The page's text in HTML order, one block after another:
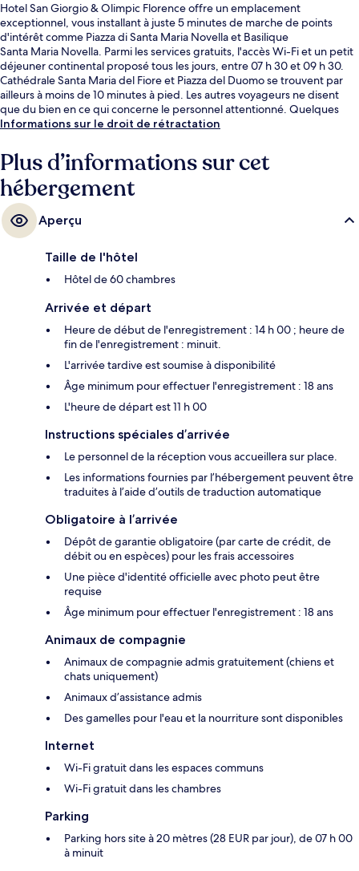
Hotel San Giorgio & Olimpic Florence offre un emplacement
exceptionnel, vous installant à juste 5 minutes de marche de points
d'intérêt comme Piazza di Santa Maria Novella et Basilique
Santa Maria Novella. Parmi les services gratuits, l'accès Wi-Fi et un petit
déjeuner continental proposé tous les jours, entre 07 h 30 et 09 h 30.
Cathédrale Santa Maria del Fiore et Piazza del Duomo se trouvent par
ailleurs à moins de 10 minutes à pied. Les autres voyageurs ne disent
que du bien en ce qui concerne le personnel attentionné. Quelques
minutes de marche seulement séparent l'hébergement des transports
de tram Valfonda - Stazione Santa Maria Novella se situe à 3 min à pied.
Informations sur le droit de rétractation
Plus d’informations sur cet
hébergement
Aperçu
Taille de l'hôtel
Hôtel de 60 chambres
Arrivée et départ
Heure de début de l'enregistrement : 14 h 00 ; heure de
fin de l'enregistrement : minuit.
L'arrivée tardive est soumise à disponibilité
Âge minimum pour effectuer l'enregistrement : 18 ans
L'heure de départ est 11 h 00
Instructions spéciales d’arrivée
Le personnel de la réception vous accueillera sur place.
Les informations fournies par l’hébergement peuvent être
traduites à l’aide d’outils de traduction automatique
Obligatoire à l’arrivée
Dépôt de garantie obligatoire (par carte de crédit, de
débit ou en espèces) pour les frais accessoires
Une pièce d'identité officielle avec photo peut être
requise
Âge minimum pour effectuer l'enregistrement : 18 ans
Animaux de compagnie
Animaux de compagnie admis gratuitement (chiens et
chats uniquement)
Animaux d’assistance admis
Des gamelles pour l'eau et la nourriture sont disponibles
Internet
Wi-Fi gratuit dans les espaces communs
Wi-Fi gratuit dans les chambres
Parking
Parking hors site à 20 mètres (28 EUR par jour), de 07 h 00
à minuit